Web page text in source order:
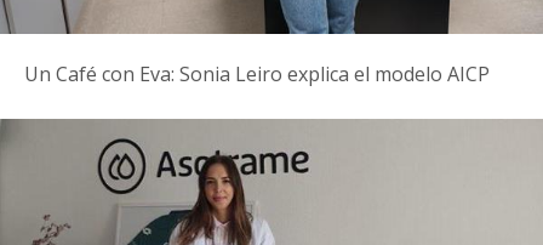
Un Café con Eva: Sonia Leiro explica el modelo AICP